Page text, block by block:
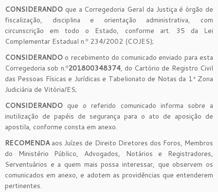
CONSIDERANDO que a Corregedoria Geral da Justiça é órgão de
fiscalização, disciplina e orientação administrativa, com
circunscrição em todo o Estado, conforme art. 35 da Lei
Complementar Estadual n.º 234/2002 (COJES);
CONSIDERANDO o recebimento do comunicado enviado para esta
Corregedoria sob n.º201800348374, do Cartório de Registro Civil
das Pessoas Físicas e Jurídicas e Tabelionato de Notas da 1ª Zona
Judiciária de Vitória/ES;
CONSIDERANDO que o referido comunicado informa sobre a
inutilização de papéis de segurança para o ato de aposição de
apostila, conforme consta em anexo.
RECOMENDAaos Juízes de Direito Diretores dos Foros, Membros
do Ministério Público, Advogados, Notários e Registradores,
Serventuários e a quem mais possa interessar, que observem os
comunicados em anexo, e adotem as providências que entenderem
pertinentes.